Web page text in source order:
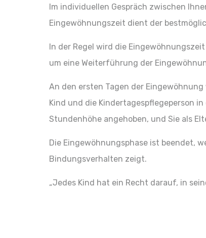
Im individuellen Gespräch zwischen
Eingewöhnungszeit dient der
In der Regel wird die
um eine Weiterführung der
An den ersten Tagen der
Kind und die Kindertagespflegeperson
Stundenhöhe angehoben, und Sie als
Die Eingewöhnungsphase ist beendet,
Bindungsverhalten zeigt.
„Jedes Kind hat ein Recht darauf, in